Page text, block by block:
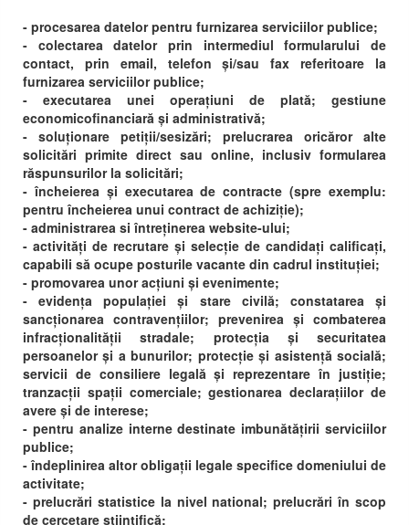
- procesarea datelor pentru furnizarea serviciilor publice;
- colectarea datelor prin intermediul formularului de
contact, prin email, telefon și/sau fax referitoare la
furnizarea serviciilor publice;
- executarea unei operațiuni de plată; gestiune
economicofinanciară și administrativă;
- soluționare petiții/sesizări; prelucrarea oricăror alte
solicitări primite direct sau online, inclusiv formularea
răspunsurilor la solicitări;
- încheierea și executarea de contracte (spre exemplu:
pentru încheierea unui contract de achiziție);
- administrarea si întreținerea website-ului;
- activități de recrutare și selecție de candidați calificați,
capabili să ocupe posturile vacante din cadrul instituției;
- promovarea unor acțiuni și evenimente;
- evidența populației și stare civilă; constatarea și
sancționarea contravențiilor; prevenirea și combaterea
infracționalității stradale; protecția și securitatea
persoanelor și a bunurilor; protecție și asistență socială;
servicii de consiliere legală și reprezentare în justiție;
tranzacții spații comerciale; gestionarea declarațiilor de
avere și de interese;
- pentru analize interne destinate imbunătățirii serviciilor
publice;
- îndeplinirea altor obligații legale specifice domeniului de
activitate;
- prelucrări statistice la nivel national; prelucrări în scop
de cercetare științifică;